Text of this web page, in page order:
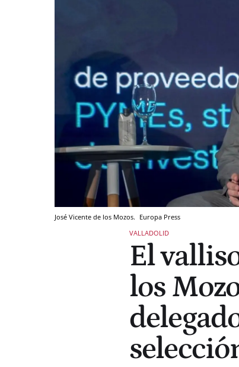
José Vicente de los Mozos. Europa Press
VALLADOLID
El
los